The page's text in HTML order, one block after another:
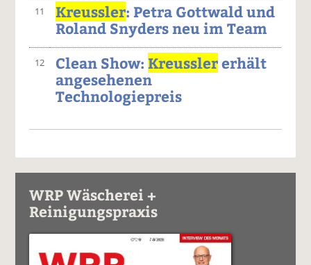
11 Kreussler: Petra Gottwald und
Roland Snyders neu im Team
12 Clean Show:Kreusslererhält
angesehenen
Technologiepreis
WRP Wäscherei +
Reinigungspraxis